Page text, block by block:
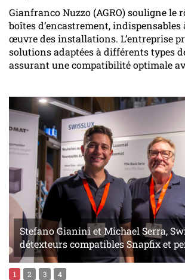
Gianfranco Nuzzo (AGRO) souligne le
boîtes d’encastrement, indispensables
œuvre des installations. L’entreprise
solutions adaptées à différents types
assurant une compatibilité optimale
Stefano Gianini et Michael Serra,
détexteurs compatibles Snapfix et
1 2 3 4